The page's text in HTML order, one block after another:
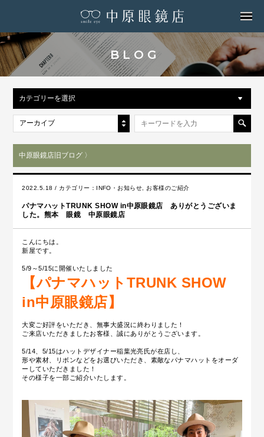
BLOG
カテゴリーを選択
アーカイブ
中原眼鏡店旧ブログ 〉
2022.5.18 / カテゴリー： INFO・お知らせ お客様のご紹介
パナマハットTRUNK SHOW in中原眼鏡店 ありがとうございま
した。熊本 眼鏡 中原眼鏡店
こんにちは。
新屋です。
5/9～5/15に開催いたしました
【パナマハットTRUNK SHOW
in中原眼鏡店】
大変ご好評をいただき、無事大盛況に終わりました！
ご来店いただきましたお客様、誠にありがとうございます。
5/14、5/15はハットデザイナー稲葉光亮氏が在店し、
形や素材、リボンなどをお選びいただき、素敵なパナマハットをオーダ
ーしていただきました！
その様子を一部ご紹介いたします。